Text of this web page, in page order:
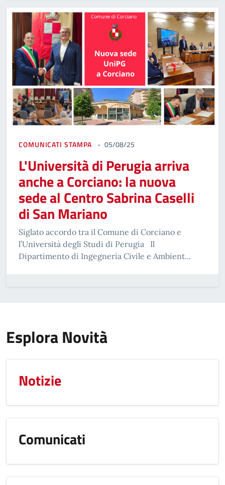
COMUNICATI STAMPA 05/08/25
L'Università di Perugia arriva
anche a Corciano: la nuova
sede al Centro Sabrina Caselli
di San Mariano
Siglato accordo tra il Comune di Corciano e
l’Università degli Studi di Perugia Il
Dipartimento di Ingegneria Civile e Ambient...
Esplora Novità
Notizie
Comunicati